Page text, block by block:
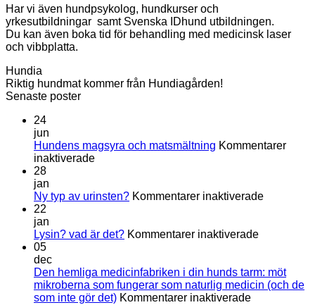
Har vi även hundpsykolog, hundkurser och
yrkesutbildningar samt Svenska IDhund utbildningen.
Du kan även boka tid för behandling med medicinsk laser
och vibbplatta.
Hundia
Riktig hundmat kommer från Hundiagården!
Senaste poster
24
jun
Hundens magsyra och matsmältning Kommentarer
inaktiveradeför
och
28
jan
Ny typ av urinsten? Kommentarer inaktiveradeför
22
jan
Lysin? vad är det? Kommentarer inaktiveradeför
är
det?
05
dec
Den hemliga medicinfabriken i din hunds tarm: möt
mikroberna som fungerar som naturlig medicin (och de
som inte gör det) Kommentarer inaktiveradeför